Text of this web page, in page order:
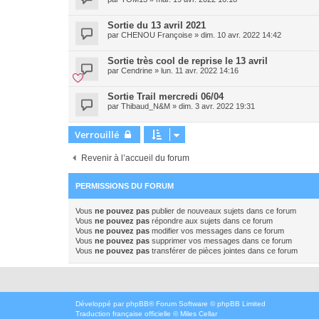
Sortie du 13 avril 2021
par CHENOU Françoise » dim. 10 avr. 2022 14:42
Sortie très cool de reprise le 13 avril
par Cendrine » lun. 11 avr. 2022 14:16
Sortie Trail mercredi 06/04
par Thibaud_N&M » dim. 3 avr. 2022 19:31
Verrouillé
Revenir à l’accueil du forum
PERMISSIONS DU FORUM
Vous ne pouvez pas publier de nouveaux sujets dans ce forum
Vous ne pouvez pas répondre aux sujets dans ce forum
Vous ne pouvez pas modifier vos messages dans ce forum
Vous ne pouvez pas supprimer vos messages dans ce forum
Vous ne pouvez pas transférer de pièces jointes dans ce forum
Développé par phpBB® Forum Software © phpBB Limited
Traduction française officielle ©Miles Cellar